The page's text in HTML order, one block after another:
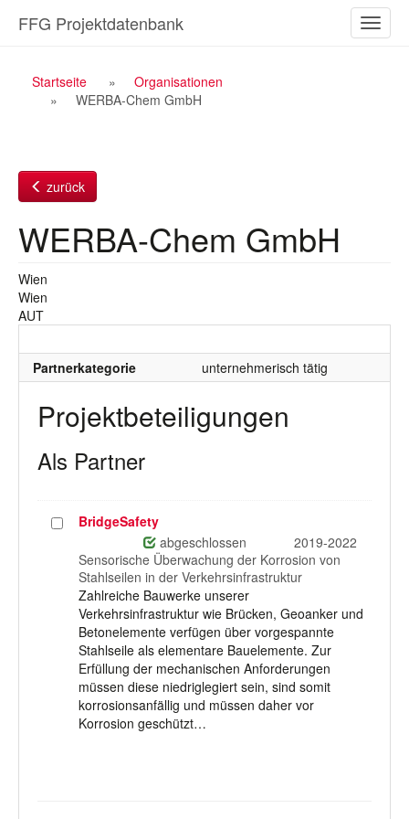
Inhalt
ein-/
FFG Projektdatenbank
Breadcrumb
Navigation
Startseite
Organisationen
WERBA-Chem GmbH
zurück
WERBA-Chem GmbH
Wien
Wien
AUT
Partnerkategorie unternehmerisch tätig
Projektbeteiligungen
Als Partner
ProjektBridgeSafety
abgeschlossen
2019-2022
Sensorische Überwachung der Korrosion von
Stahlseilen in der Verkehrsinfrastruktur
Zahlreiche Bauwerke unserer
Verkehrsinfrastruktur wie Brücken, Geoanker und
Betonelemente verfügen über vorgespannte
Stahlseile als elementare Bauelemente. Zur
Erfüllung der mechanischen Anforderungen
müssen diese niedriglegiert sein, sind somit
korrosionsanfällig und müssen daher vor
Korrosion geschützt…